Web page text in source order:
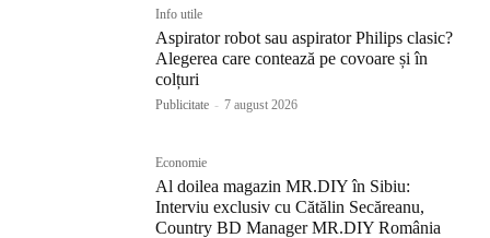
Info utile
Aspirator robot sau aspirator Philips clasic?
Alegerea care contează pe covoare și în
colțuri
Publicitate - 7 august 2026
Economie
Al doilea magazin MR.DIY în Sibiu:
Interviu exclusiv cu Cătălin Secăreanu,
Country BD Manager MR.DIY România